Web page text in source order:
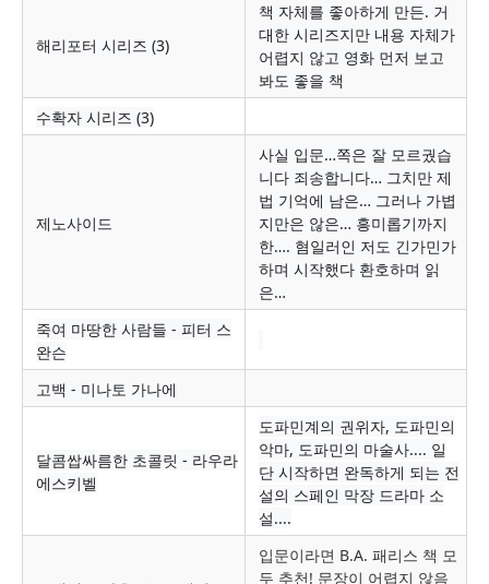
해리포터 시리즈 (3)
책 자체를 좋아하게 만든. 거
대한 시리즈지만 내용 자체가
어렵지 않고 영화 먼저 보고
봐도 좋을 책
수확자 시리즈 (3)
제노사이드
사실 입문…쪽은 잘 모르궜습
니다 죄송합니다… 그치만 제
법 기억에 남은… 그러나 가볍
지만은 않은… 흥미롭기까지
한…. 혐일러인 저도 긴가민가
하며 시작했다 환호하며 읽
은…
죽여 마땅한 사람들 - 피터 스
완슨
고백 - 미나토 가나에
달콤쌉싸름한 초콜릿 - 라우라
에스키벨
도파민계의 권위자, 도파민의
악마, 도파민의 마술사.... 일
단 시작하면 완독하게 되는 전
설의 스페인 막장 드라마 소
설....
입문이라면 B.A. 패리스 책 모
두 추천! 문장이 어렵지 않음